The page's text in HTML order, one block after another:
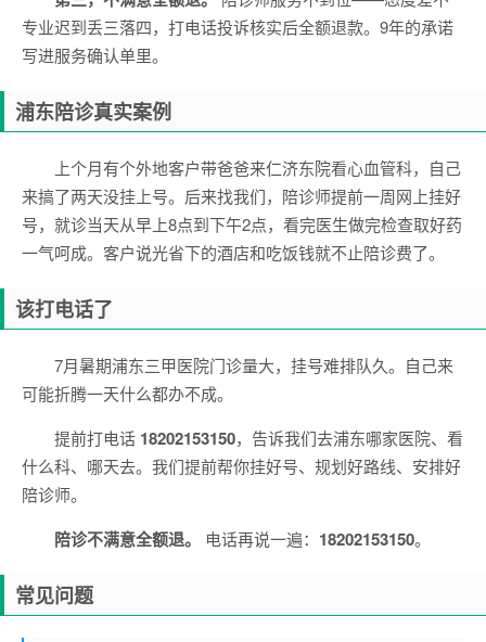
专业迟到丢三落四，打电话投诉核实后全额退款。9年的承诺
写进服务确认单里。
浦东陪诊真实案例
上个月有个外地客户带爸爸来仁济东院看心血管科，自己
来搞了两天没挂上号。后来找我们，陪诊师提前一周网上挂好
号，就诊当天从早上8点到下午2点，看完医生做完检查取好药
一气呵成。客户说光省下的酒店和吃饭钱就不止陪诊费了。
该打电话了
7月暑期浦东三甲医院门诊量大，挂号难排队久。自己来
可能折腾一天什么都办不成。
提前打电话 18202153150，告诉我们去浦东哪家医院、看
什么科、哪天去。我们提前帮你挂好号、规划好路线、安排好
陪诊师。
陪诊不满意全额退。 电话再说一遍： 18202153150。
常见问题